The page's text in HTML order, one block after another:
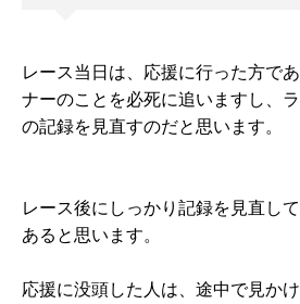
レース当日は、応援に行った方で
ナーのことを必死に追いますし、
の記録を見直すのだと思います。
レース後にしっかり記録を見直し
あると思います。
応援に没頭した人は、途中で見か